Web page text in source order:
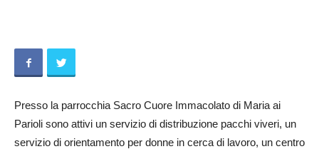
Presso la parrocchia Sacro Cuore Immacolato di Maria ai
Parioli sono attivi un servizio di distribuzione pacchi viveri, un
servizio di orientamento per donne in cerca di lavoro, un centro